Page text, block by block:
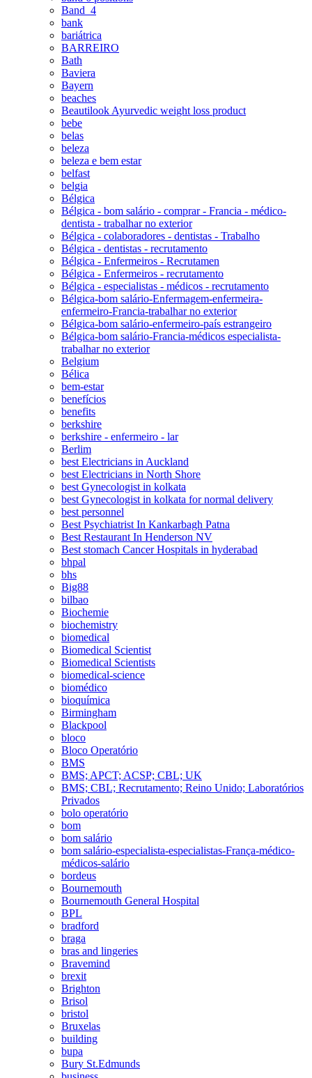
Band_4
bank
bariátrica
BARREIRO
Bath
Baviera
Bayern
beaches
Beautilook Ayurvedic weight loss product
bebe
belas
beleza
beleza e bem estar
belfast
belgia
Bélgica
Bélgica - bom salário - comprar - Francia - médico-
dentista - trabalhar no exterior
Bélgica - colaboradores - dentistas - Trabalho
Bélgica - dentistas - recrutamento
Bélgica - Enfermeiros - Recrutamen
Bélgica - Enfermeiros - recrutamento
Bélgica - especialistas - médicos - recrutamento
Bélgica-bom salário-Enfermagem-enfermeira-
enfermeiro-Francia-trabalhar no exterior
Bélgica-bom salário-enfermeiro-país estrangeiro
Bélgica-bom salário-Francia-médicos especialista-
trabalhar no exterior
Belgium
Bélica
bem-estar
benefícios
benefits
berkshire
berkshire - enfermeiro - lar
Berlim
best Electricians in Auckland
best Electricians in North Shore
best Gynecologist in kolkata
best Gynecologist in kolkata for normal delivery
best personnel
Best Psychiatrist In Kankarbagh Patna
Best Restaurant In Henderson NV
Best stomach Cancer Hospitals in hyderabad
bhpal
bhs
Big88
bilbao
Biochemie
biochemistry
biomedical
Biomedical Scientist
Biomedical Scientists
biomedical-science
biomédico
bioquímica
Birmingham
Blackpool
bloco
Bloco Operatório
BMS
BMS; APCT; ACSP; CBL; UK
BMS; CBL; Recrutamento; Reino Unido; Laboratórios
Privados
bolo operatório
bom
bom salário
bom salário-especialista-especialistas-França-médico-
médicos-salário
bordeus
Bournemouth
Bournemouth General Hospital
BPL
bradford
braga
bras and lingeries
Bravemind
brexit
Brighton
Brisol
bristol
Bruxelas
building
bupa
Bury St.Edmunds